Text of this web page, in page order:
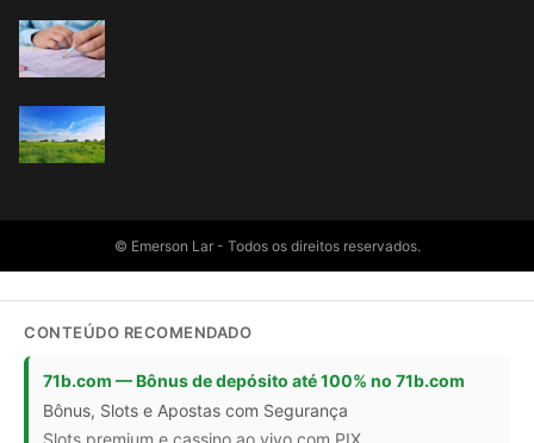
© Emerson Lar - Todos os direitos reservados.
CONTEÚDO RECOMENDADO
71b.com — Bônus de depósito até 100% no 71b.com
Bônus, Slots e Apostas com Segurança
Slots premium e cassino ao vivo com PIX